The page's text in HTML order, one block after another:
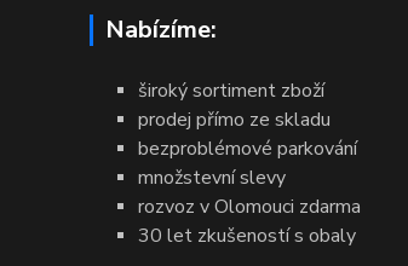
Nabízíme:
široký sortiment zboží
prodej přímo ze skladu
bezproblémové parkování
množstevní slevy
rozvoz v Olomouci zdarma
30 let zkušeností s obaly